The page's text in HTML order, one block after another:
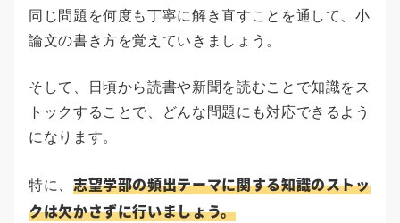
同じ問題を何度も丁寧に解き直すことを通して、小
論文の書き方を覚えていきましょう。
そして、日頃から読書や新聞を読むことで知識をス
トックすることで、どんな問題にも対応できるよう
になります。
特に、 志望学部の頻出テーマに関する知識のストッ
クは欠かさずに行いましょう。